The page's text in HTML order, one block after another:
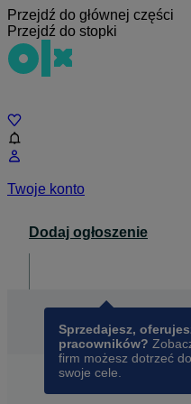
Przejdź do głównej części
Przejdź do stopki
Twoje konto
Dodaj ogłoszenie
Sprzedajesz,
pracowników?
firm możesz dotrzeć
swoje cele.